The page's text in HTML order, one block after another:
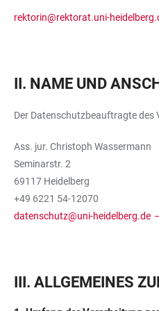
rektorin@rektorat.uni-
II. NAME UND
Der Datenschutzbeauftragte des
Ass. jur. Christoph Wassermann
Seminarstr. 2
69117 Heidelberg
+49 6221 54-12070
datenschutz@uni-heidelberg.de
III. ALLGEMEINES